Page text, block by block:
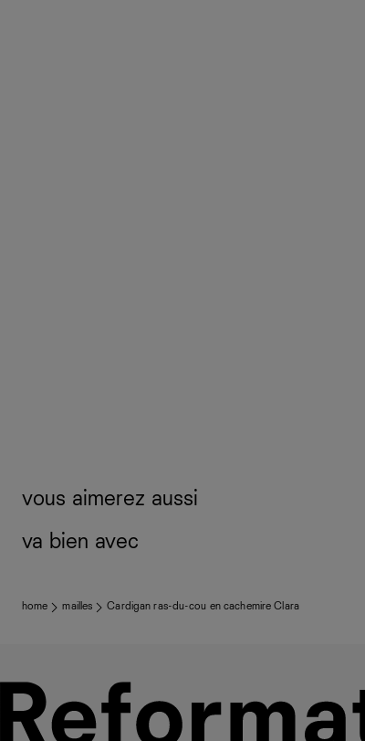
vous aimerez aussi
va bien avec
home mailles Cardigan ras-du-cou en cachemire Clara